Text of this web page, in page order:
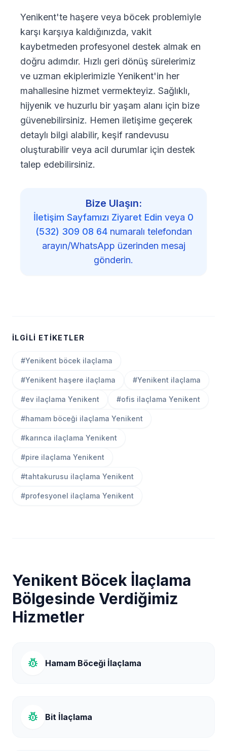
Yenikent'te haşere veya böcek problemiyle
karşı karşıya kaldığınızda, vakit
kaybetmeden profesyonel destek almak en
doğru adımdır. Hızlı geri dönüş sürelerimiz
ve uzman ekiplerimizle Yenikent'in her
mahallesine hizmet vermekteyiz. Sağlıklı,
hijyenik ve huzurlu bir yaşam alanı için bize
güvenebilirsiniz. Hemen iletişime geçerek
detaylı bilgi alabilir, keşif randevusu
oluşturabilir veya acil durumlar için destek
talep edebilirsiniz.
Bize Ulaşın:
İletişim Sayfamızı Ziyaret Edin veya 0
(532) 309 08 64numaralı telefondan
arayın/WhatsApp üzerinden mesaj
gönderin.
İLGILI ETIKETLER
#Yenikent böcek ilaçlama
#Yenikent haşere ilaçlama #Yenikent ilaçlama
#ev ilaçlama Yenikent #ofis ilaçlama Yenikent
#hamam böceği ilaçlama Yenikent
#karınca ilaçlama Yenikent
#pire ilaçlama Yenikent
#tahtakurusu ilaçlama Yenikent
#profesyonel ilaçlama Yenikent
Yenikent Böcek İlaçlama
Bölgesinde Verdiğimiz
Hizmetler
pest_control Hamam Böceği İlaçlama
pest_control Bit İlaçlama